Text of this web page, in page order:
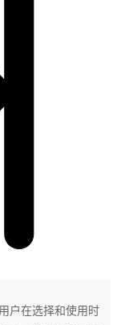
户在选择和使用时